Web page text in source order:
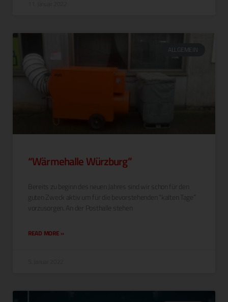
ALLGEMEIN
“Wärmehalle Würzburg”
Bere­its zu beginn des neuen Jahres sind wir schon für den
guten Zweck aktiv um für die bevorste­hen­den “kalten Tage”
vorzu­sor­gen. An der Posthalle stehen
READ MORE »